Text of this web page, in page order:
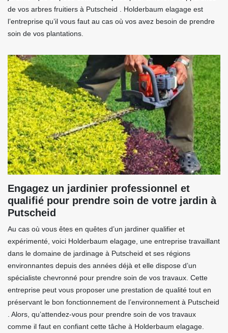
de vos arbres fruitiers à Putscheid . Holderbaum elagage est
l’entreprise qu’il vous faut au cas où vos avez besoin de prendre
soin de vos plantations.
Engagez un jardinier professionnel et
qualifié pour prendre soin de votre jardin à
Putscheid
Au cas où vous êtes en quêtes d’un jardiner qualifier et
expérimenté, voici Holderbaum elagage, une entreprise travaillant
dans le domaine de jardinage à Putscheid et ses régions
environnantes depuis des années déjà et elle dispose d’un
spécialiste chevronné pour prendre soin de vos travaux. Cette
entreprise peut vous proposer une prestation de qualité tout en
préservant le bon fonctionnement de l’environnement à Putscheid
. Alors, qu’attendez-vous pour prendre soin de vos travaux
comme il faut en confiant cette tâche à Holderbaum elagage.